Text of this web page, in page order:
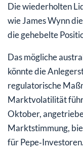
Die wiederholten
wie James Wynn
die gehebelte
Das mögliche
könnte die
regulatorische
Marktvolatilität
Oktober,
Marktstimmung,
für Pepe‑Investoren.